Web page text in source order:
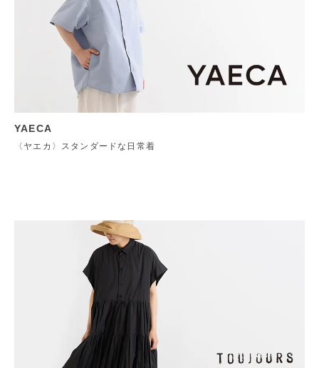
YAECA
〈ヤエカ〉スタンダードな日常着